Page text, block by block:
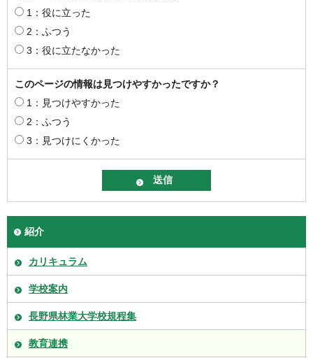
1：役に立った
2：ふつう
3：役に立たなかった
このページの情報は見つけやすかったですか？
1：見つけやすかった
2：ふつう
3：見つけにくかった
紹介
カリキュラム
学校案内
長野県林業大学校規程集
教育連携